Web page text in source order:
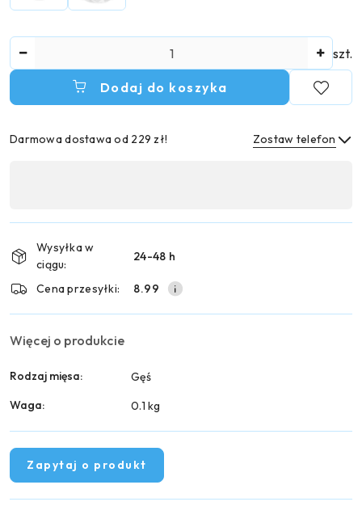
szt.
Dodaj do koszyka
Darmowa dostawa od 229 zł! Zostaw telefon
płatność
dostawa
Wysyłka w
ciągu:
24-48 h
Cena przesyłki: 8.99
Więcej o produkcie
Rodzaj mięsa:
Gęś
Waga:
0.1 kg
Zapytaj o produkt